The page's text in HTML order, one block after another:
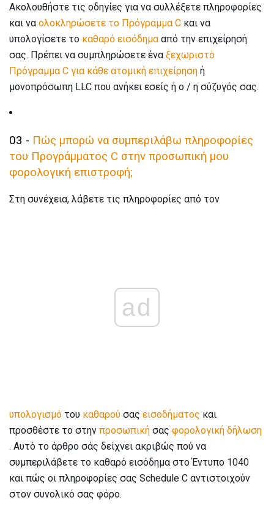
Ακολουθήστε τις οδηγίες για να συλλέξετε πληροφορίες
και να ολοκληρώσετε το Πρόγραμμα C και να
υπολογίσετε το καθαρό εισόδημα από την επιχείρησή
σας. Πρέπει να συμπληρώσετε ένα ξεχωριστό
Πρόγραμμα C για κάθε ατομική επιχείρηση ή
μονοπρόσωπη LLC που ανήκει εσείς ή ο / η σύζυγός σας.
03 - Πώς μπορώ να συμπεριλάβω πληροφορίες
του Προγράμματος C στην προσωπική μου
φορολογική επιστροφή;
Στη συνέχεια, λάβετε τις πληροφορίες από τον
ad
υπολογισμό του καθαρού σας εισοδήματος και
προσθέστε το στην προσωπική σας φορολογική δήλωση
. Αυτό το άρθρο σάς δείχνει ακριβώς πού να
συμπεριλάβετε το καθαρό εισόδημα στο Έντυπο 1040
και πώς οι πληροφορίες σας Schedule C αντιστοιχούν
στον συνολικό σας φόρο.